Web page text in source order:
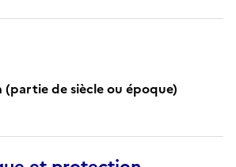
(partie de siècle ou époque)